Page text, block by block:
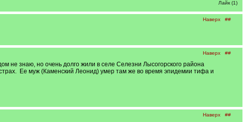
Лайк (1)
Наверх ##
Наверх ##
не знаю, но очень долго жили в селе Селезни Лысогорского района
Ее муж (Каменский Леонид) умер там же во время эпидемии тифа и
Наверх ##